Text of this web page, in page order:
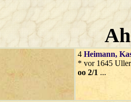
4 Heimann,
* vor 1645
oo 2/1 ...